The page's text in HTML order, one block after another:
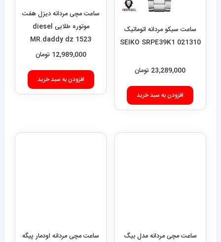
ساعت سیکو مردانه اتوماتیک
021310 SEIKO SRPE39K1
23,289,000 تومان
افزودن به سبد خرید
افزودن به سبد خرید
ساعت مچی مردانه اودمار پیگه